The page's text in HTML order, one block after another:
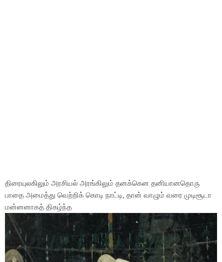
திரையுலகிலும் அரசியல் அரங்கிலும் தனக்கென தனியானதொரு
பாதை அமைத்து வெற்றிக் கொடி நாட்டி, தான் வாழும் வரை முடிசூடா
மன்னனாகத் திகழ்ந்த